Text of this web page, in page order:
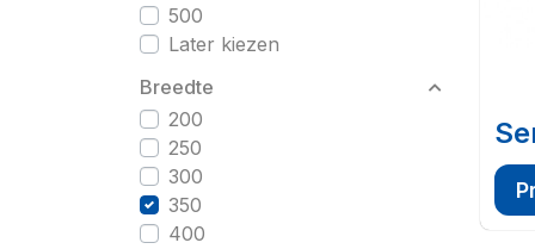
500
Later kiezen
Breedte
200
250
300
350
400